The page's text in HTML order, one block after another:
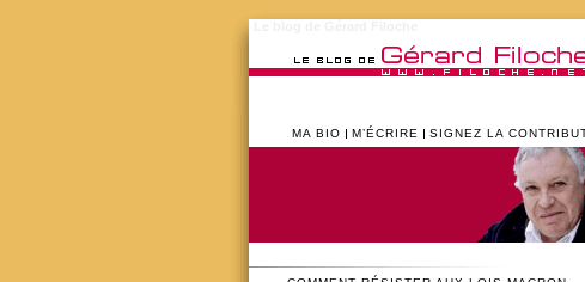
MA BIO M’ÉCRIRE SIGNEZ LA